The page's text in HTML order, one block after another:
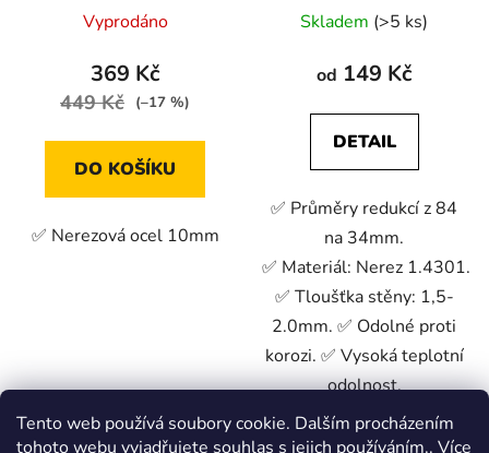
Tento web používá soubory cookie. Dalším procházením
tohoto webu vyjadřujete souhlas s jejich používáním.. Více
Vyprodáno
369 Kč
449 Kč (–17 %)
DO KOŠÍKU
✅ Nerezová ocel 10mm
Skladem (>5 ks)
od 149 Kč
DETAIL
✅ Průměry redukcí z 84
na 34mm.
✅ Materiál: Nerez 1.4301.
✅ Tloušťka stěny: 1,5-
2.0mm. ✅ Odolné proti
korozi. ✅ Vysoká teplotní
odolnost.